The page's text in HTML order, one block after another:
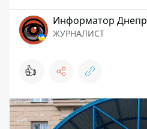
Информатор Днепр
ЖУРНАЛИСТ
👍